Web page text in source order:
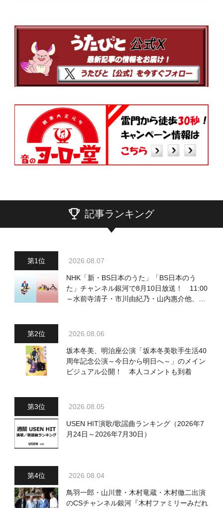
記事ランキング
2026.08.07
NHK「新・BS日本のうた」「BS日本のう
た」チャンネル銀河で8月10日放送！ 11:00
～水前寺清子・市川由紀乃・山内惠介他、
2026.08.06
坂本冬美、明治座公演「坂本冬美歌手生活40
周年記念公演～今日から明日へ～」のメイン
ビジュアル公開！ 本人コメントも到着
2026.08.05
USEN HIT演歌/歌謡曲ランキング（2026年7
月24日～2026年7月30日）
2026.08.04
鳥羽一郎・山川豊・木村竜蔵・木村徹二出演
のCSチャンネル銀河『木村ファミリーみだれ